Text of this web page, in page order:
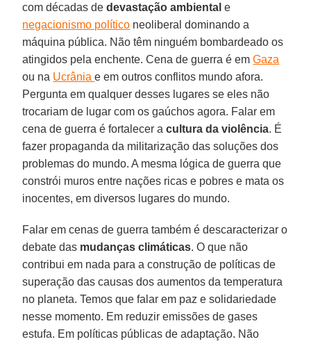
com décadas dedevastação ambiental e
negacionismo político neoliberal dominando a
máquina pública. Não têm ninguém bombardeado os
atingidos pela enchente. Cena de guerra é emGaza
ou na Ucrâniae em outros conflitos mundo afora.
Pergunta em qualquer desses lugares se eles não
trocariam de lugar com os gaúchos agora. Falar em
cena de guerra é fortalecer acultura da violência. É
fazer propaganda da militarização das soluções dos
problemas do mundo. A mesma lógica de guerra que
constrói muros entre nações ricas e pobres e mata os
inocentes, em diversos lugares do mundo.
Falar em cenas de guerra também é descaracterizar o
debate das mudanças climáticas. O que não
contribui em nada para a construção de políticas de
superação das causas dos aumentos da temperatura
no planeta. Temos que falar em paz e solidariedade
nesse momento. Em reduzir emissões de gases
estufa. Em políticas públicas de adaptação. Não